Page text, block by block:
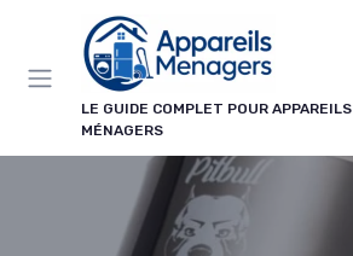
LE GUIDE COMPLET POUR APPAREILS
MÉNAGERS
Panneau de gestion des cookies